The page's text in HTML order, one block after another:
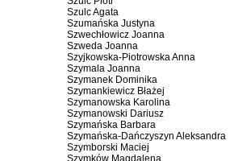
Szulc Agata
Szumańska Justyna
Szwechłowicz Joanna
Szweda Joanna
Szyjkowska-Piotrowska Anna
Szymala Joanna
Szymanek Dominika
Szymankiewicz Błażej
Szymanowska Karolina
Szymanowski Dariusz
Szymańska Barbara
Szymańska-Dańczyszyn Aleksandra
Szymborski Maciej
Szymków Magdalena